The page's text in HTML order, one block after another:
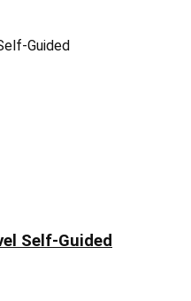
Self-Guided